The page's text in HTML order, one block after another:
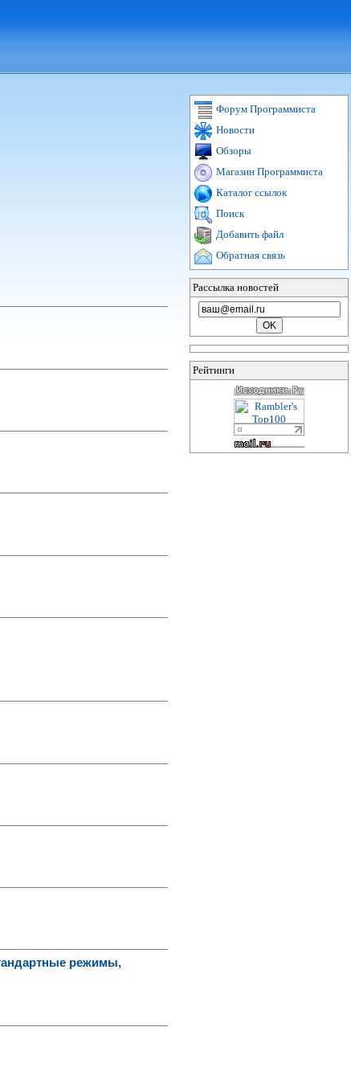
режимы,
Форум Программиста
Новости
Обзоры
Магазин Программиста
Каталог ссылок
Поиск
Добавить файл
Обратная связь
Рассылка новостей
Рейтинги